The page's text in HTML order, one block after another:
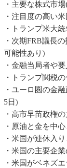
・主要な株式市
・注目度の高い
・トランプ米大
・次期FRB議長
可能性あり)
・金融当局者や
・トランプ関税
・ユーロ圏の金
5日)
・高市早苗政権
・原油と金を中
・米国が連休入
・米国の主要企
・米国がベネズ